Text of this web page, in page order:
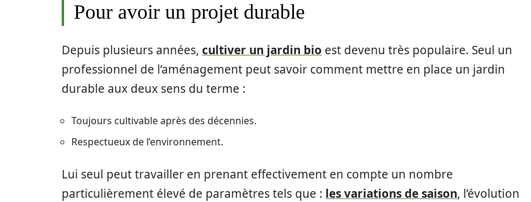
Pour avoir un projet durable
Depuis plusieurs années, cultiver un jardin bio est devenu très populaire. Seul un
professionnel de l’aménagement peut savoir comment mettre en place un jardin
durable aux deux sens du terme :
Toujours cultivable après des décennies.
Respectueux de l’environnement.
Lui seul peut travailler en prenant effectivement en compte un nombre
particulièrement élevé de paramètres tels que : les variations de saison, l’évolution